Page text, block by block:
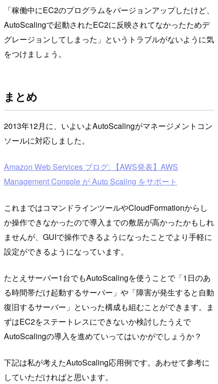
「稼働中にEC2のプログラムをバージョンアップしたけど、
AutoScalingで起動されたEC2に反映されてなかったためデ
グレージョンしてしまった」というトラブルがないように気
をつけましょう。
まとめ
2013年12月に、いよいよAutoScalingがマネージメントコン
ソールに対応しました。
Amazon Web Services ブログ: 【AWS発表】AWS
Management Console が Auto Scaling をサポート
これまではコマンドラインツールやCloudFormationからし
か操作できなかったので導入までの敷居が高かったかもしれ
ませんが、GUIで操作できるようになったことでより手軽に
設定ができるようになっています。
たとえサーバー1台でもAutoScalingを使うことで「1日のあ
る時間帯だけ起動するサーバー」や「障害が発生すると自動
復旧するサーバー」といった構成も組むことができます。ま
ずはEC2をステートレスにできないか検討したうえで
AutoScalingの導入を進めていってはいかがでしょうか？
下記は私が考えたAutoScaling応用例です。あわせて参考に
していただければと思います。